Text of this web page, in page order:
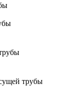
трубы